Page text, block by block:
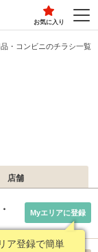
お気に入り
・コンビニのチラシ一覧
店舗
ア登録で簡単
Myエリアに登録